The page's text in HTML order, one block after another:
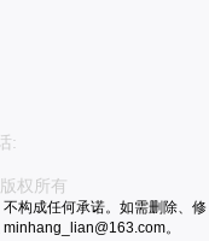
:
权所有
构成任何承诺。如需删除、修
。